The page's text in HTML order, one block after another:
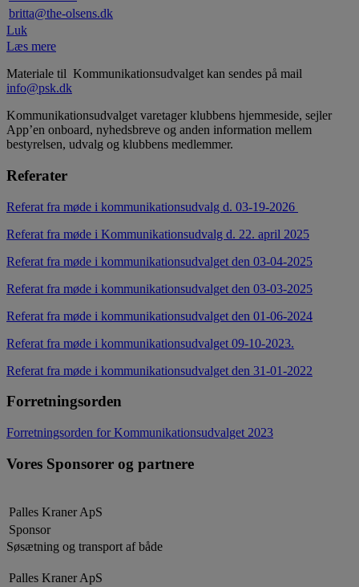
britta@the-olsens.dk
Luk
Læs mere
Materiale til Kommunikationsudvalget kan sendes på mail
info@psk.dk
Kommunikationsudvalget varetager klubbens hjemmeside, sejler
App’en onboard, nyhedsbreve og anden information mellem
bestyrelsen, udvalg og klubbens medlemmer.
Referater
Referat fra møde i kommunikationsudvalg d. 03-19-2026
Referat fra møde i Kommunikationsudvalg d. 22. april 2025
Referat fra møde i kommunikationsudvalget den 03-04-2025
Referat fra møde i kommunikationsudvalget den 03-03-2025
Referat fra møde i kommunikationsudvalget den 01-06-2024
Referat fra møde i kommunikationsudvalget 09-10-2023.
Referat fra møde i kommunikationsudvalget den 31-01-2022
Forretningsorden
Forretningsorden for Kommunikationsudvalget 2023
Vores Sponsorer og partnere
Palles Kraner ApS
Sponsor
Søsætning og transport af både
Palles Kraner ApS